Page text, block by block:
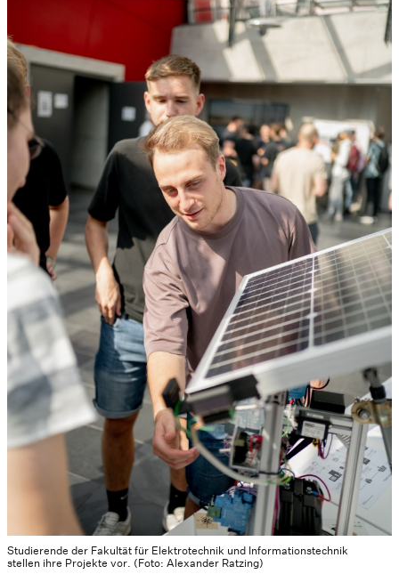
Studierende der Fakultät für Elektrotechnik und Informationstechnik
stellen ihre Projekte vor. (Foto: Alexander Ratzing)